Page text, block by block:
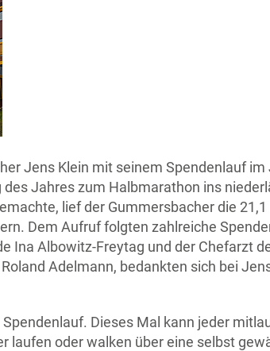
Jens Klein mit seinem Spendenlauf
Jahres zum Halbmarathon ins
lief der Gummersbacher die
Dem Aufruf folgten zahlreiche
Ina Albowitz-Freytag und der Chefarzt
Adelmann, bedankten sich bei
Dieses Mal kann jeder
laufen oder walken über eine selbst